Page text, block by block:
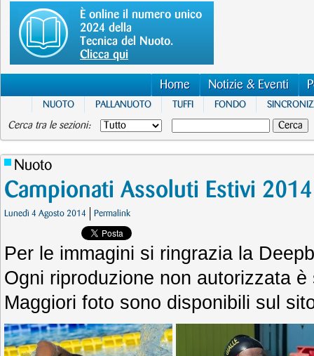
È online il numero unico
2024 della
Tecnica del Nuoto.
Clicca qui
Home Notizie & Eventi
NUOTO PALLANUOTO TUFFI FONDO
Cerca tra le sezioni:
Nuoto
Campionati Assoluti Estivi 2014
Lunedì 4 Agosto 2014 Permalink
Per le immagini si ringrazia la
Ogni riproduzione non autorizzata
Maggiori foto sono disponibili sul